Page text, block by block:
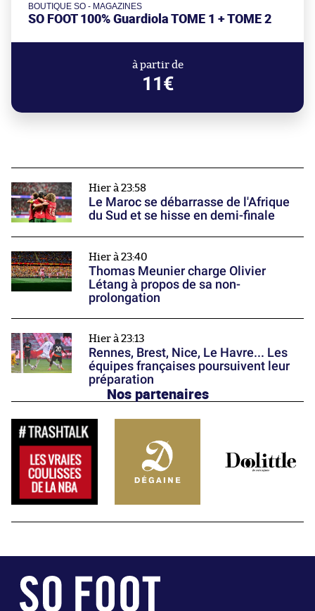
BOUTIQUE SO - MAGAZINES
SO FOOT 100% Guardiola TOME 1 + TOME 2
à partir de
11€
Hier à 23:58
Le Maroc se débarrasse de l'Afrique
du Sud et se hisse en demi-finale
Hier à 23:40
Thomas Meunier charge Olivier
Létang à propos de sa non-
prolongation
Hier à 23:13
Rennes, Brest, Nice, Le Havre... Les
équipes françaises poursuivent leur
préparation
Nos partenaires